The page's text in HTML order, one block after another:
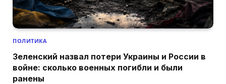
ПОЛИТИКА
Зеленский назвал потери Украины и России в
войне: сколько военных погибли и были
ранены